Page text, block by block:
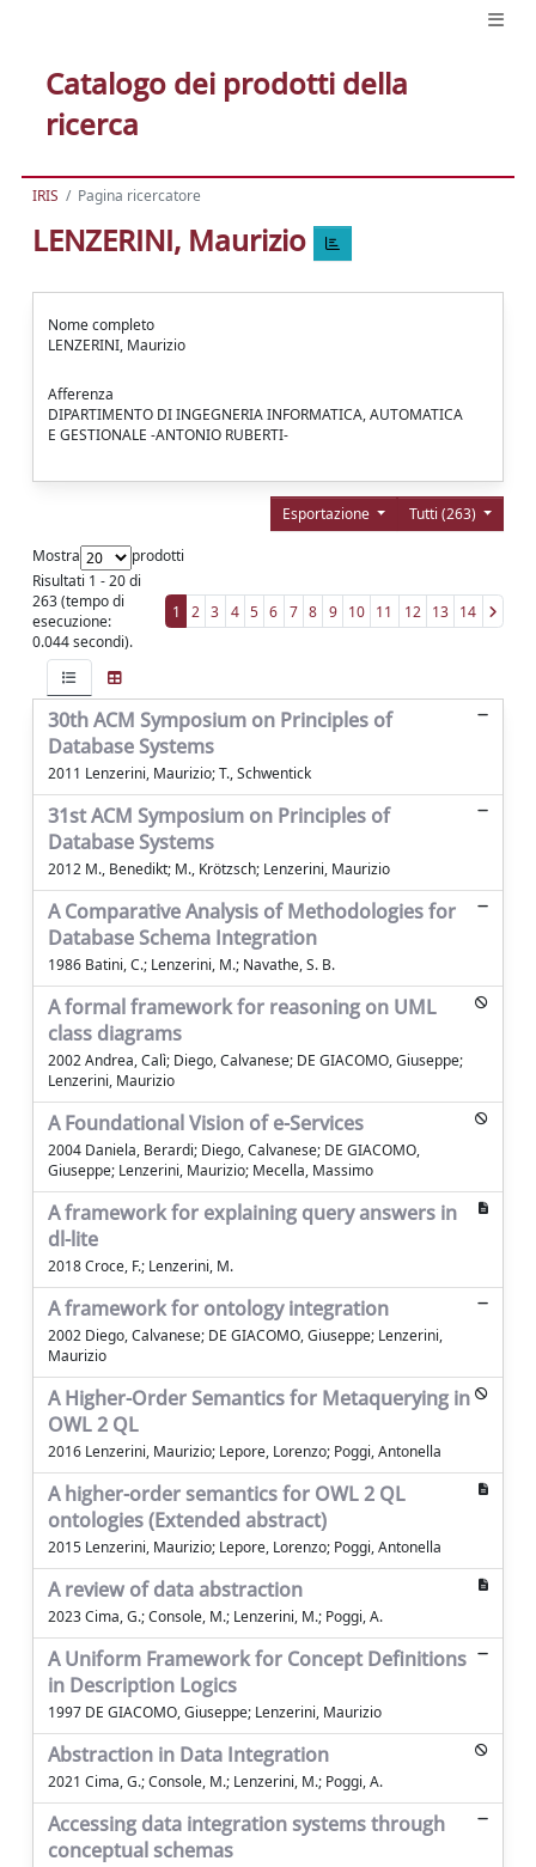
Catalogo dei prodotti della
ricerca
IRIS Pagina ricercatore
LENZERINI, Maurizio
Nome completo
LENZERINI, Maurizio
Afferenza
DIPARTIMENTO DI INGEGNERIA INFORMATICA, AUTOMATICA
E GESTIONALE -ANTONIO RUBERTI-
Tutti (263)
Esportazione
Mostra
prodotti
Risultati 1 - 20 di
263 (tempo di
esecuzione:
0.044 secondi).
1 2 3 4 5 6 7 8 9 10 11 12 13 14
30th ACM Symposium on Principles of
Database Systems
2011 Lenzerini, Maurizio; T., Schwentick
31st ACM Symposium on Principles of
Database Systems
2012 M., Benedikt; M., Krötzsch; Lenzerini, Maurizio
A Comparative Analysis of Methodologies for
Database Schema Integration
1986 Batini, C.; Lenzerini, M.; Navathe, S. B.
A formal framework for reasoning on UML
class diagrams
2002 Andrea, Calì; Diego, Calvanese; DE GIACOMO, Giuseppe;
Lenzerini, Maurizio
A Foundational Vision of e-Services
2004 Daniela, Berardi; Diego, Calvanese; DE GIACOMO,
Giuseppe; Lenzerini, Maurizio; Mecella, Massimo
A framework for explaining query answers in
dl-lite
2018 Croce, F.; Lenzerini, M.
A framework for ontology integration
2002 Diego, Calvanese; DE GIACOMO, Giuseppe; Lenzerini,
Maurizio
A Higher-Order Semantics for Metaquerying in
OWL 2 QL
2016 Lenzerini, Maurizio; Lepore, Lorenzo; Poggi, Antonella
A higher-order semantics for OWL 2 QL
ontologies (Extended abstract)
2015 Lenzerini, Maurizio; Lepore, Lorenzo; Poggi, Antonella
A review of data abstraction
2023 Cima, G.; Console, M.; Lenzerini, M.; Poggi, A.
A Uniform Framework for Concept Definitions
in Description Logics
1997 DE GIACOMO, Giuseppe; Lenzerini, Maurizio
Abstraction in Data Integration
2021 Cima, G.; Console, M.; Lenzerini, M.; Poggi, A.
Accessing data integration systems through
conceptual schemas